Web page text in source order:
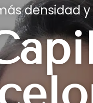
densidad